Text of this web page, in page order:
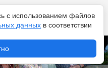
2002 года положена
с использованием файлов
данных в соответствии